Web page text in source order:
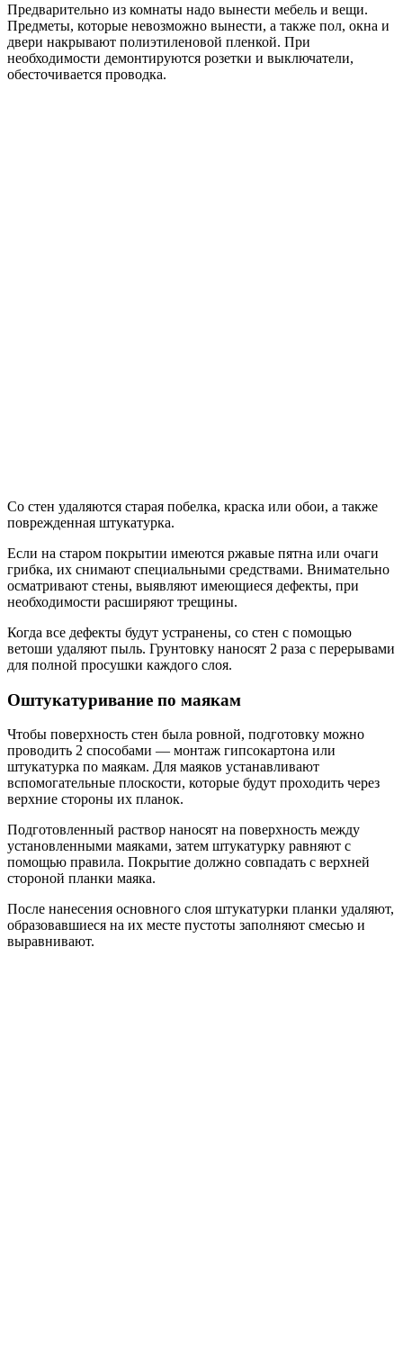
Предварительно из комнаты надо вынести мебель и вещи.
Предметы, которые невозможно вынести, а также пол, окна и
двери накрывают полиэтиленовой пленкой. При
необходимости демонтируются розетки и выключатели,
обесточивается проводка.
Со стен удаляются старая побелка, краска или обои, а также
поврежденная штукатурка.
Если на старом покрытии имеются ржавые пятна или очаги
грибка, их снимают специальными средствами. Внимательно
осматривают стены, выявляют имеющиеся дефекты, при
необходимости расширяют трещины.
Когда все дефекты будут устранены, со стен с помощью
ветоши удаляют пыль. Грунтовку наносят 2 раза с перерывами
для полной просушки каждого слоя.
Оштукатуривание по маякам
Чтобы поверхность стен была ровной, подготовку можно
проводить 2 способами — монтаж гипсокартона или
штукатурка по маякам. Для маяков устанавливают
вспомогательные плоскости, которые будут проходить через
верхние стороны их планок.
Подготовленный раствор наносят на поверхность между
установленными маяками, затем штукатурку равняют с
помощью правила. Покрытие должно совпадать с верхней
стороной планки маяка.
После нанесения основного слоя штукатурки планки удаляют,
образовавшиеся на их месте пустоты заполняют смесью и
выравнивают.